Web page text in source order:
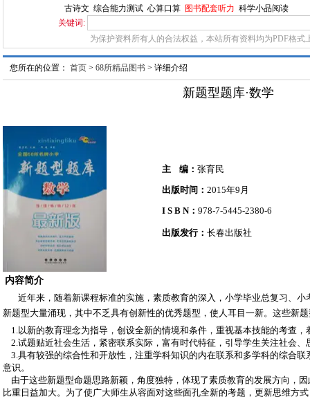
古诗文 综合能力测试 心算口算 图书配套听力 科学小品阅读
关键词:
为保护资料所有人的合法权益，本站所有资料均为PDF格式
您所在的位置： 首页 > 68所精品图书 > 详细介绍
新题型题库·数学
主 编： 张育民
出版时间： 2015年9月
I S B N： 978-7-5445-2380-6
出版发行： 长春出版社
内容简介
近年来，随着新课程标准的实施，素质教育的深入，小学毕业总复习、
新题型大量涌现，其中不乏具有创新性的优秀题型，使人耳目一新。这些新
1.以新的教育理念为指导，创设全新的情境和条件，重视基本技能的考查，
2.试题贴近社会生活，紧密联系实际，富有时代特征，引导学生关注社会、
3.具有较强的综合性和开放性，注重学科知识的内在联系和多学科的综合
意识。
由于这些新题型命题思路新颖，角度独特，体现了素质教育的发展方向，
比重日益加大。为了使广大师生从容面对这些面孔全新的考题，更新思维方